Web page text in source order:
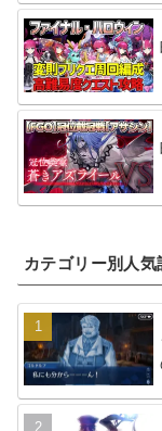
カテゴリー別人